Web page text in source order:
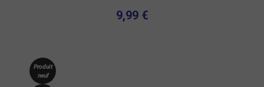
9,99 €
Produit
neuf